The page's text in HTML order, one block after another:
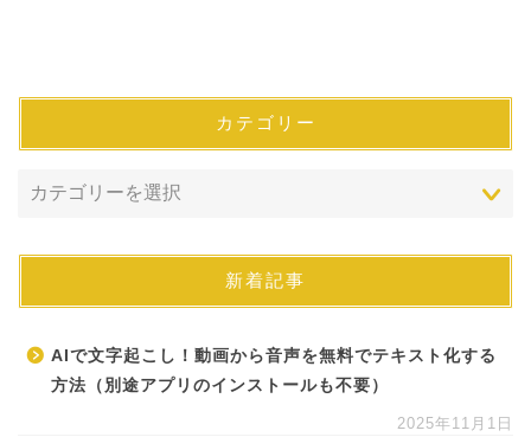
カテゴリー
新着記事
AIで文字起こし！動画から音声を無料でテキスト化する
方法（別途アプリのインストールも不要）
2025年11月1日